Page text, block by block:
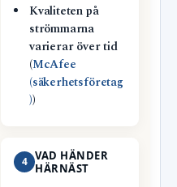
Kvaliteten på
strömmarna
varierar över tid
(McAfee
(säkerhetsföretag
))
4 VAD HÄNDER
HÄRNÄST